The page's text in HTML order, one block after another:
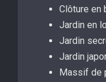
Clôture en
Jardin en
Jardin
Jardin
Massif de